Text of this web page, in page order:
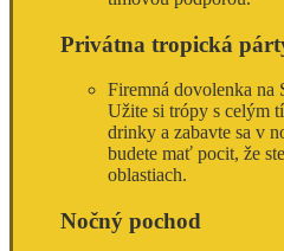
Privátna tropická
Firemná dovolenka
Užite si trópy s celým
drinky a zabavte sa v
budete mať pocit, že
oblastiach.
Nočný pochod